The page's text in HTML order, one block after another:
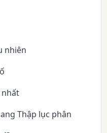
nhiên
nhất
Thập lục phân